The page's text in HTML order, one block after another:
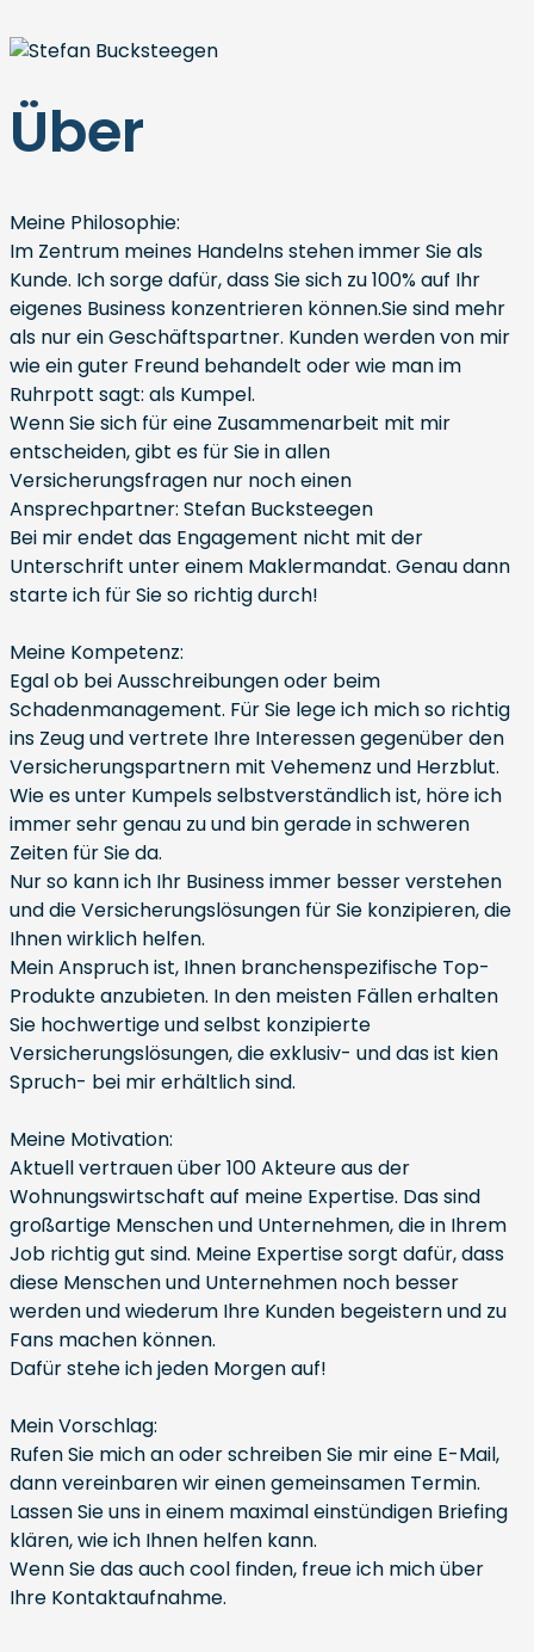
Über
Meine Philosophie:
Im Zentrum meines Handelns stehen immer Sie als
Kunde. Ich sorge dafür, dass Sie sich zu 100% auf Ihr
eigenes Business konzentrieren können.Sie sind mehr
als nur ein Geschäftspartner. Kunden werden von mir
wie ein guter Freund behandelt oder wie man im
Ruhrpott sagt: als Kumpel.
Wenn Sie sich für eine Zusammenarbeit mit mir
entscheiden, gibt es für Sie in allen
Versicherungsfragen nur noch einen
Ansprechpartner: Stefan Bucksteegen
Bei mir endet das Engagement nicht mit der
Unterschrift unter einem Maklermandat. Genau dann
starte ich für Sie so richtig durch!
Meine Kompetenz:
Egal ob bei Ausschreibungen oder beim
Schadenmanagement. Für Sie lege ich mich so richtig
ins Zeug und vertrete Ihre Interessen gegenüber den
Versicherungspartnern mit Vehemenz und Herzblut.
Wie es unter Kumpels selbstverständlich ist, höre ich
immer sehr genau zu und bin gerade in schweren
Zeiten für Sie da.
Nur so kann ich Ihr Business immer besser verstehen
und die Versicherungslösungen für Sie konzipieren, die
Ihnen wirklich helfen.
Mein Anspruch ist, Ihnen branchenspezifische Top-
Produkte anzubieten. In den meisten Fällen erhalten
Sie hochwertige und selbst konzipierte
Versicherungslösungen, die exklusiv- und das ist kien
Spruch- bei mir erhältlich sind.
Meine Motivation:
Aktuell vertrauen über 100 Akteure aus der
Wohnungswirtschaft auf meine Expertise. Das sind
großartige Menschen und Unternehmen, die in Ihrem
Job richtig gut sind. Meine Expertise sorgt dafür, dass
diese Menschen und Unternehmen noch besser
werden und wiederum Ihre Kunden begeistern und zu
Fans machen können.
Dafür stehe ich jeden Morgen auf!
Mein Vorschlag:
Rufen Sie mich an oder schreiben Sie mir eine E-Mail,
dann vereinbaren wir einen gemeinsamen Termin.
Lassen Sie uns in einem maximal einstündigen Briefing
klären, wie ich Ihnen helfen kann.
Wenn Sie das auch cool finden, freue ich mich über
Ihre Kontaktaufnahme.